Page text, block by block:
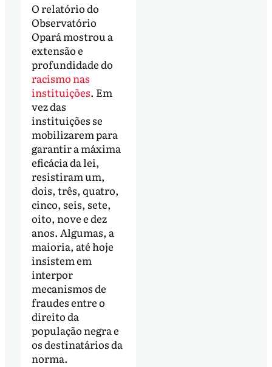
O relatório do
Observatório
Opará mostrou a
extensão e
profundidade do
racismo nas
instituições. Em
vez das
instituições se
mobilizarem para
garantir a máxima
eficácia da lei,
resistiram um,
dois, três, quatro,
cinco, seis, sete,
oito, nove e dez
anos. Algumas, a
maioria, até hoje
insistem em
interpor
mecanismos de
fraudes entre o
direito da
população negra e
os destinatários da
norma.